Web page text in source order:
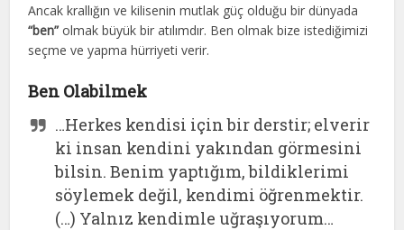
Ancak krallığın ve kilisenin mutlak güç olduğu bir dünyada
“ben” olmak büyük bir atılımdır. Ben olmak bize istediğimizi
seçme ve yapma hürriyeti verir.
Ben Olabilmek
…Herkes kendisi için bir derstir; elverir
ki insan kendini yakından görmesini
bilsin. Benim yaptığım, bildiklerimi
söylemek değil, kendimi öğrenmektir.
(…) Yalnız kendimle uğraşıyorum…